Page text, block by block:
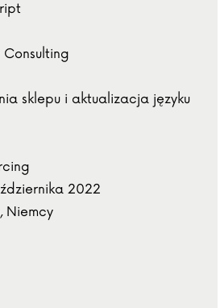
Consulting
sklepu i aktualizacja języku
2022
Niemcy